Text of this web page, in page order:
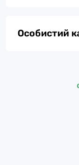
Особистий